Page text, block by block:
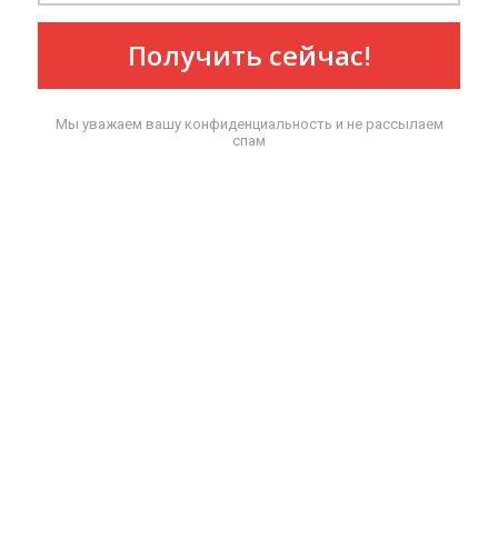
Получить сейчас!
Мы уважаем вашу конфиденциальность и не рассылаем
спам